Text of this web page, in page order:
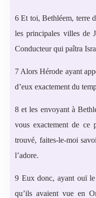
6 Et toi, Bethléem, terre
les principales villes de
Conducteur qui paîtra
7 Alors Hérode ayant
d’eux exactement du
8 et les envoyant à
vous exactement de ce
trouvé, faites-le-moi
l’adore.
9 Eux donc, ayant ouï
qu’ils avaient vue en